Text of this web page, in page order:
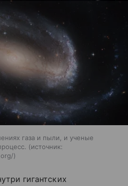
газа и пыли, и ученые
источник:
гигантских